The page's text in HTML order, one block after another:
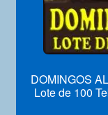
DOMINGOS
Lote de 100